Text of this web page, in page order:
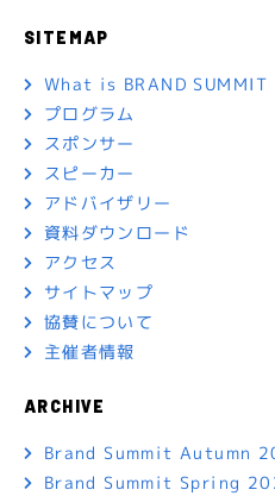
SITEMAP
What is BRAND SUMMIT
プログラム
スポンサー
スピーカー
アドバイザリー
資料ダウンロード
アクセス
サイトマップ
協賛について
主催者情報
ARCHIVE
Brand Summit Autumn
Brand Summit Spring